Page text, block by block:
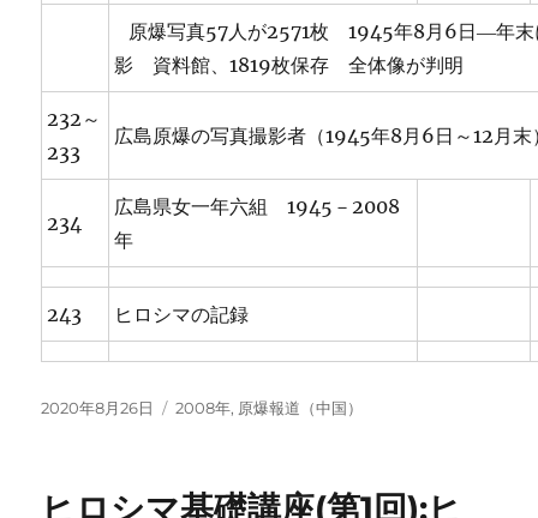
原爆写真57人が2571枚 1945年8月6日―年末
影 資料館、1819枚保存 全体像が判明
232～
233
広島原爆の写真撮影者（1945年8月6日～12月末
234
広島県女一年六組 1945－2008
年
243 ヒロシマの記録
投
2020年8月26日
カ
ー
2008年, 原爆報道（中国）
ヒロシマ基礎講座(第1回):ヒ